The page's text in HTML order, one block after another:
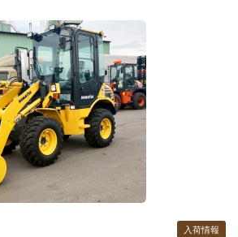
入荷情報